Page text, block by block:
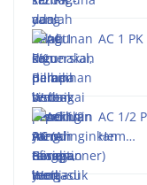
AC 1
AC 1/2
Hem…